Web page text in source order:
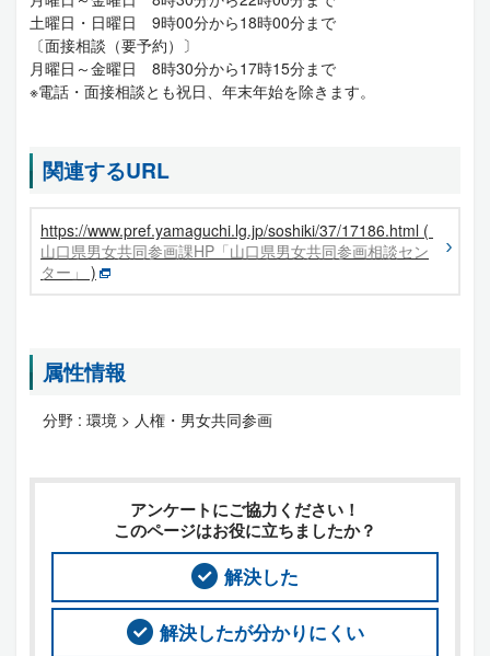
土曜日・日曜日 9時00分から18時00分まで
〔面接相談（要予約）〕
月曜日～金曜日 8時30分から17時15分まで
※電話・面接相談とも祝日、年末年始を除きます。
関連するURL
https://www.pref.yamaguchi.lg.jp/soshiki/37/17186.html (
山口県男女共同参画課HP「山口県男女共同参画相談セン
ター」 )
属性情報
分野 : 環境 > 人権・男女共同参画
アンケートにご協力ください！
このページはお役に立ちましたか？
解決した
解決したが分かりにくい